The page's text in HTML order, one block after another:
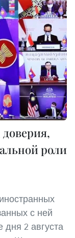
роли
с ней
2 августа